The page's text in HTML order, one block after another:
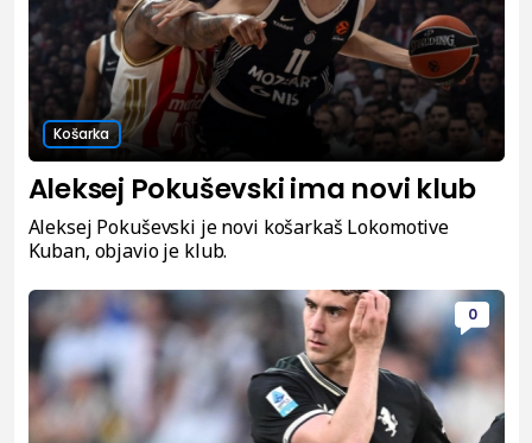
Košarka
Aleksej Pokuševski ima novi klub
Aleksej Pokuševski je novi košarkaš Lokomotive
Kuban, objavio je klub.
0